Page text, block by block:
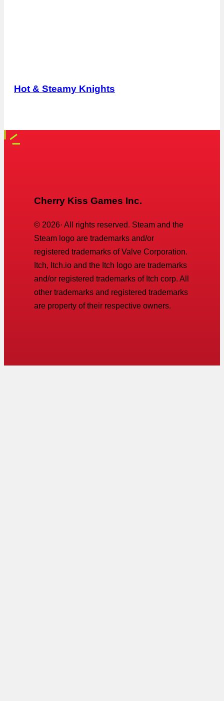
Hot & Steamy Knights
Cherry Kiss Games Inc.
© 2026· All rights reserved. Steam and the
Steam logo are trademarks and/or
registered trademarks of Valve Corporation.
Itch, Itch.io and the Itch logo are trademarks
and/or registered trademarks of Itch corp. All
other trademarks and registered trademarks
are property of their respective owners.